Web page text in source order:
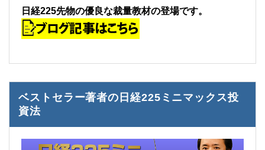
日経225先物の優良な裁量教材の登場です。
ベストセラー著者の日経225ミニマックス投
資法